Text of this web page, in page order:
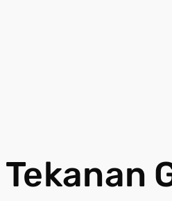
Tekanan